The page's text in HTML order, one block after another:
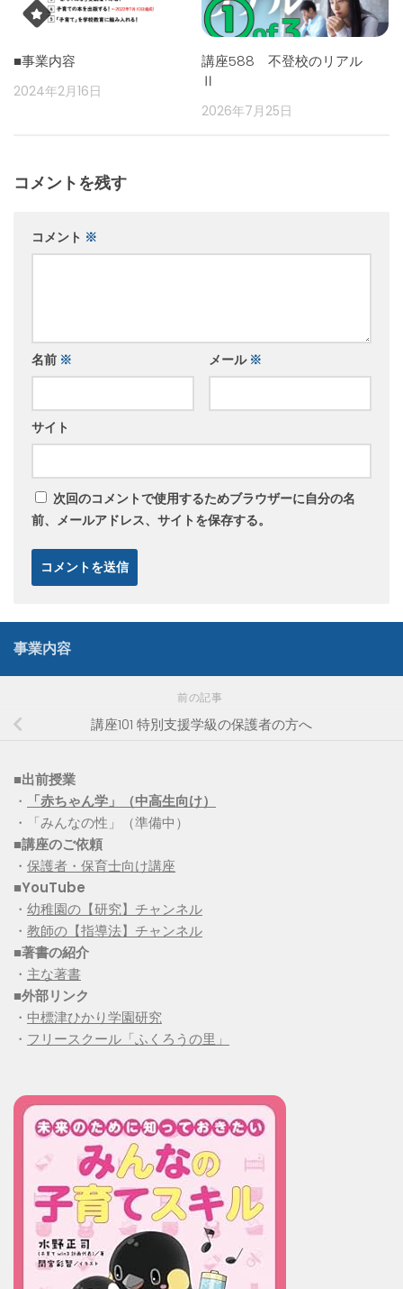
■事業内容
2024年2月16日
講座588 不登校のリアル
Ⅱ
2026年7月25日
コメントを残す
コメント ※
名前 ※ メール ※
サイト
次回のコメントで使用するためブラウザーに自分の名
前、メールアドレス、サイトを保存する。
事業内容
前の記事
講座101 特別支援学級の保護者の方へ
■出前授業
・
「赤ちゃん学」（中高生向け）
・「みんなの性」（準備中）
■講座のご依頼
・ 保護者・保育士向け講座
■YouTube
・ 幼稚園の【研究】チャンネル
・ 教師の【指導法】チャンネル
■著書の紹介
・ 主な著書
■外部リンク
・ 中標津ひかり学園研究
・ フリースクール「ふくろうの里」